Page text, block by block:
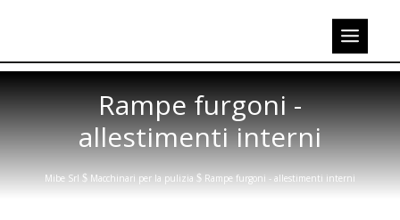
Rampe furgoni -
allestimenti interni
Mibe Srl $ Macchinari per la pulizia $ Rampe furgoni - allestimenti interni